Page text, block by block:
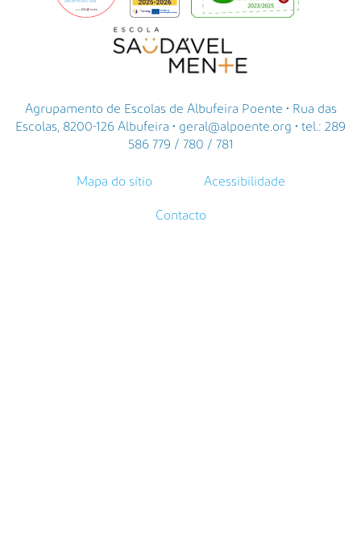
Agrupamento de Escolas de Albufeira Poente • Rua das
Escolas, 8200-126 Albufeira • geral@alpoente.org • tel.: 289
586 779 / 780 / 781
Mapa do sítio Acessibilidade
Contacto